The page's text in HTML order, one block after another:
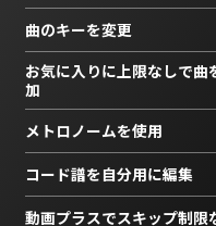
曲のキーを変更
お気に入りに上限なしで曲
加
メトロノームを使用
コード譜を自分用に編集
動画プラスでスキップ制限